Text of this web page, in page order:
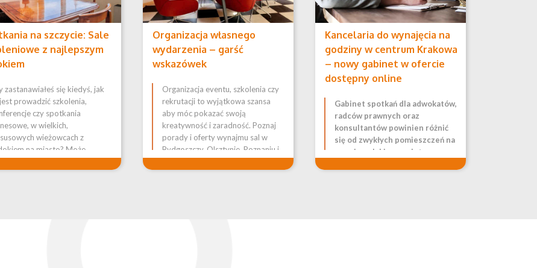
na szczycie: Sale
z najlepszym
zastanawiałeś się kiedyś, jak
prowadzić szkolenia,
czy spotkania
w wielkich,
wieżowcach z
na miasto? Może
Organizacja własnego
wydarzenia – garść
wskazówek
Organizacja eventu, szkolenia czy
rekrutacji to wyjątkowa szansa
aby móc pokazać swoją
kreatywność i zaradność. Poznaj
porady i oferty wynajmu sal w
Bydgoszczy, Olsztynie, Poznaniu i
Kancelaria do wynajęcia na
godziny w centrum Krakowa
– nowy gabinet w ofercie
dostępny online
Gabinet spotkań dla adwokatów,
radców prawnych oraz
konsultantów powinien różnić
się od zwykłych pomieszczeń na
wynajem. Jakie są zalety